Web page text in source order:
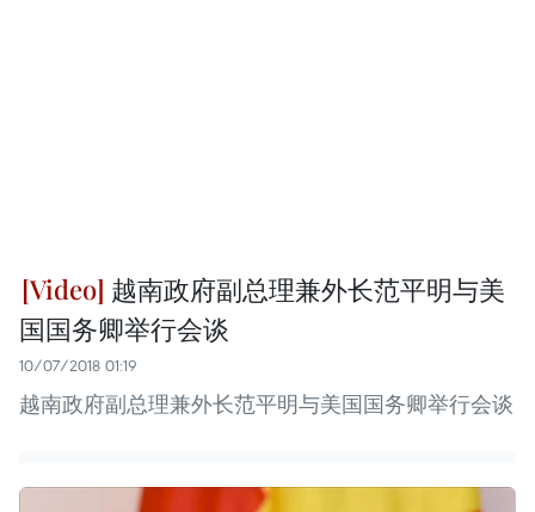
越南政府副总理兼外长范平明与美
国国务卿举行会谈
10/07/2018 01:19
越南政府副总理兼外长范平明与美国国务卿举行会谈